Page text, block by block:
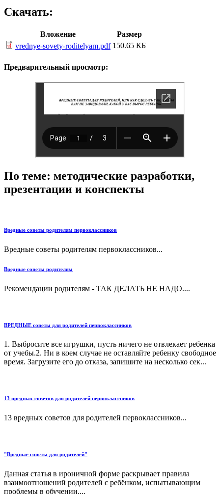
Скачать:
Вложение
Размер
vrednye-sovety-roditelyam.pdf 150.65 КБ
Предварительный просмотр:
По теме: методические разработки,
презентации и конспекты
Вредные советы родителям первоклассников
Вредные советы родителям первоклассников...
Вредные советы родителям
Рекомендации родителям - ТАК ДЕЛАТЬ НЕ НАДО....
ВРЕДНЫЕ советы для родителей первоклассников
1. Выбросите все игрушки, пусть ничего не отвлекает ребенка
от учебы.2. Ни в коем случае не оставляйте ребенку свободное
время. Загрузите его до отказа, запишите на несколько сек...
13 вредных советов для родителей первоклассников
13 вредных советов для родителей первоклассников...
"Вредные советы для родителей"
Данная статья в ироничной форме раскрывает правила
взаимоотношений родителей с ребёнком, испытывающим
проблемы в обучении....